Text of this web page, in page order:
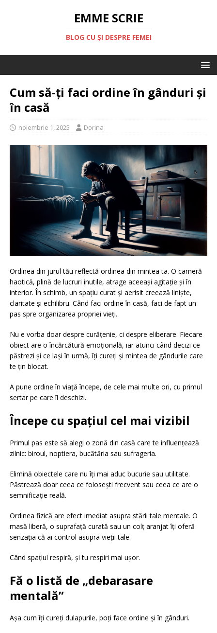
EMME SCRIE
BLOG CU ȘI DESPRE FEMEI
Cum să-ți faci ordine în gânduri și
în casă
noiembrie 1, 2025 Dorina
Ordinea din jurul tău reflectă ordinea din mintea ta. O cameră
haotică, plină de lucruri inutile, atrage aceeași agitație și în
interior. În schimb, un spațiu curat și aerisit creează liniște,
claritate și echilibru. Când faci ordine în casă, faci de fapt un
pas spre organizarea propriei vieți.
Nu e vorba doar despre curățenie, ci despre eliberare. Fiecare
obiect are o încărcătură emoțională, iar atunci când decizi ce
păstrezi și ce lași în urmă, îți cureți și mintea de gândurile care
te țin blocat.
A pune ordine în viață începe, de cele mai multe ori, cu primul
sertar pe care îl deschizi.
Începe cu spațiul cel mai vizibil
Primul pas este să alegi o zonă din casă care te influențează
zilnic: biroul, noptiera, bucătăria sau sufrageria.
Elimină obiectele care nu îți mai aduc bucurie sau utilitate.
Păstrează doar ceea ce folosești frecvent sau ceea ce are o
semnificație reală.
Ordinea fizică are efect imediat asupra stării tale mentale. O
masă liberă, o suprafață curată sau un colț aranjat îți oferă
senzația că ai control asupra vieții tale.
Când spațiul respiră, și tu respiri mai ușor.
Fă o listă de „debarasare
mentală”
Așa cum îți cureți dulapurile, poți face ordine și în gânduri.